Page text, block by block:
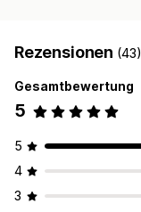
Rezensionen (43)
Gesamtbewertung
5
5
4
3